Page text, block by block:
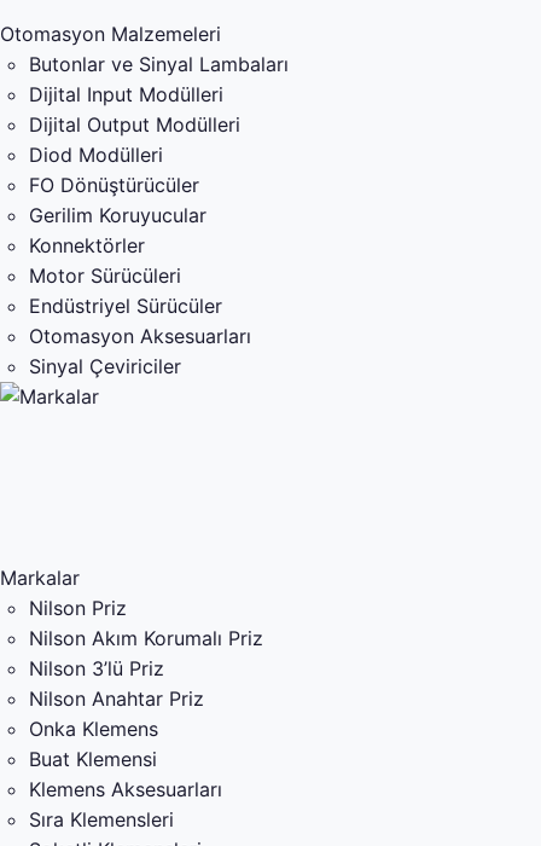
Otomasyon Malzemeleri
Butonlar ve Sinyal Lambaları
Dijital Input Modülleri
Dijital Output Modülleri
Diod Modülleri
FO Dönüştürücüler
Gerilim Koruyucular
Konnektörler
Motor Sürücüleri
Endüstriyel Sürücüler
Otomasyon Aksesuarları
Sinyal Çeviriciler
Markalar
Nilson Priz
Nilson Akım Korumalı Priz
Nilson 3’lü Priz
Nilson Anahtar Priz
Onka Klemens
Buat Klemensi
Klemens Aksesuarları
Sıra Klemensleri